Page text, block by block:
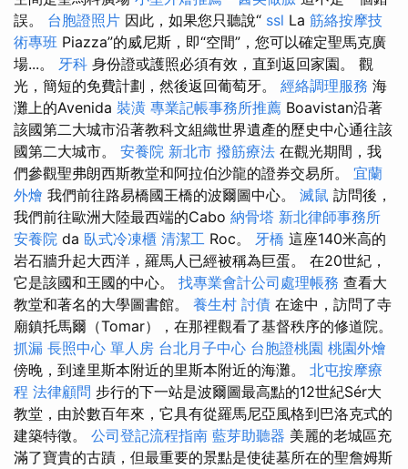
誤。 台胞證照片 因此，如果您只聽說“ ssl La 筋絡按摩技
術專班 Piazza”的威尼斯，即“空間”，您可以確定聖馬克廣
場...。 牙科 身份證或護照必須有效，直到返回家園。 觀
光，簡短的免費計劃，然後返回葡萄牙。 經絡調理服務 海
灘上的Avenida 裝潢 專業記帳事務所推薦 Boavistan沿著
該國第二大城市沿著教科文組織世界遺產的歷史中心通往該
國第二大城市。 安養院 新北市 撥筋療法 在觀光期間，我
們參觀聖弗朗西斯教堂和阿拉伯沙龍的證券交易所。 宜蘭
外燴 我們前往路易橋國王橋的波爾圖中心。 滅鼠 訪問後，
我們前往歐洲大陸最西端的Cabo 納骨塔 新北律師事務所
安養院 da 臥式冷凍櫃 清潔工 Roc。 牙橋 這座140米高的
岩石牆升起大西洋，羅馬人已經被稱為巨蛋。 在20世紀，
它是該國和王國的中心。 找專業會計公司處理帳務 查看大
教堂和著名的大學圖書館。 養生村 討債 在途中，訪問了寺
廟鎮托馬爾（Tomar），在那裡觀看了基督秩序的修道院。
抓漏 長照中心 單人房 台北月子中心 台胞證桃園 桃園外燴
傍晚，到達里斯本附近的里斯本附近的海灘。 北屯按摩療
程 法律顧問 步行的下一站是波爾圖最高點的12世紀Sér大
教堂，由於數百年來，它具有從羅馬尼亞風格到巴洛克式的
建築特徵。 公司登記流程指南 藍芽助聽器 美麗的老城區充
滿了寶貴的古蹟，但最重要的景點是使徒墓所在的聖詹姆斯